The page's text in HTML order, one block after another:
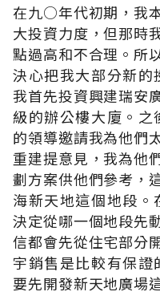
在九○年代初期，我
大投資力度，但那時
點過高和不合理。所
決心把我大部分新
我首先投資興建瑞安
級的辦公樓大廈。
的領導邀請我為他們
重建提意見，我為他
劃方案供他們參考，
海新天地這個地段
決定從哪一個地段先
信都會先從住宅部分
宇銷售是比較有保
要先開發新天地廣場